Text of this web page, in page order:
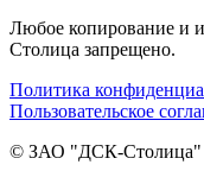
Любое копирование и
Столица запрещено.
Политика
Пользовательское
© ЗАО "ДСК-Столица"